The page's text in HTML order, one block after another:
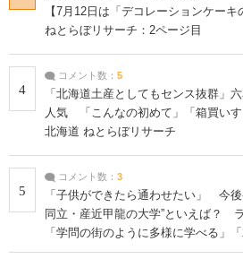
【7月12日は「デコレーションケー
ねとらぼリサーチ：2ページ目
4
コメント数： 5
「北海道土産としてもセンス抜群」
人気 「こんなの初めて」「箱買いす
北海道 ねとらぼリサーチ
5
コメント数： 3
「子供ができたら通わせたい」 今
同立・産近甲龍の大学”といえば？
「学問の街のように多様に学べる」
| 大学 ねとらぼリサーチ